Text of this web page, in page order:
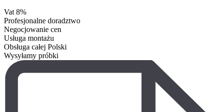
Vat 8%
Profesjonalne doradztwo
Negocjowanie cen
Usługa montażu
Obsługa całej Polski
Wysyłamy próbki